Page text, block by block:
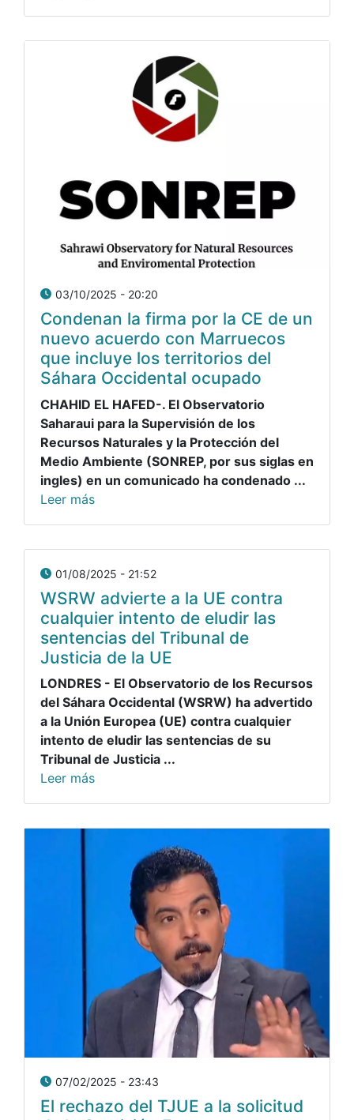
03/10/2025 - 20:20
Condenan la firma por la CE de un
nuevo acuerdo con Marruecos
que incluye los territorios del
Sáhara Occidental ocupado
CHAHID EL HAFED-. El Observatorio
Saharaui para la Supervisión de los
Recursos Naturales y la Protección del
Medio Ambiente (SONREP, por sus siglas en
ingles) en un comunicado ha condenado ...
Leer más
01/08/2025 - 21:52
WSRW advierte a la UE contra
cualquier intento de eludir las
sentencias del Tribunal de
Justicia de la UE
LONDRES - El Observatorio de los Recursos
del Sáhara Occidental (WSRW) ha advertido
a la Unión Europea (UE) contra cualquier
intento de eludir las sentencias de su
Tribunal de Justicia ...
Leer más
07/02/2025 - 23:43
El rechazo del TJUE a la solicitud